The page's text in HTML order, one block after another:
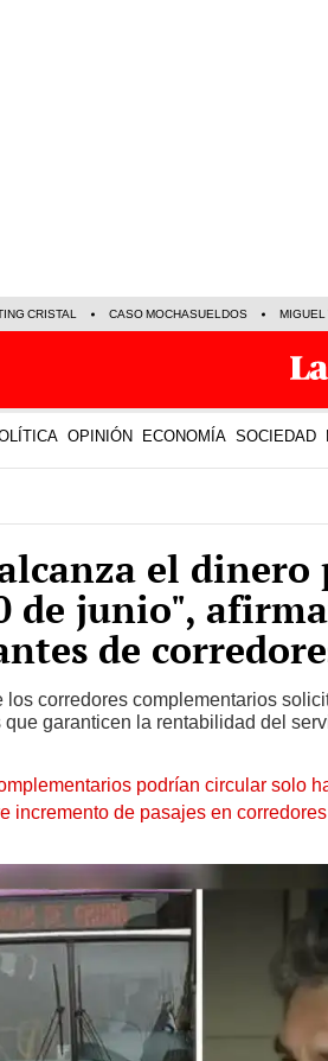
CRISTAL CASO MOCHASUELDOS MIGUEL
OPINIÓN ECONOMÍA SOCIEDAD
el dinero
de junio",
de
los corredores complementarios
garanticen la rentabilidad del
podrían circular solo
incremento de pasajes en